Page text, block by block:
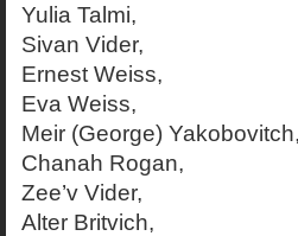
Yulia Talmi,
Sivan Vider,
Ernest Weiss,
Eva Weiss,
Meir (George) Yakobovitch,
Chanah Rogan,
Zee’v Vider,
Alter Britvich,